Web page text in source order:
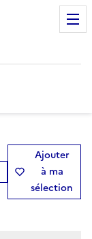
Ajouter
à ma
sélection